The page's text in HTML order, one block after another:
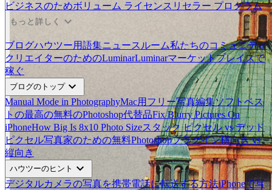
ビジネスのためボリューム ライセンス リセラー プログラム
もっと詳しく expand_more
ブログハウツー用語集ニュースルーム私たちのコミュニティ
クリエイターのためのLuminarLuminarマーケットプレイスで
稼ぐ
ブログのトップexpand_more
Manual Mode in PhotographyMac用フリー写真編集ソフトベス
ト の最高の無料のPhotoshop代替品Fix Blurry Pictures On
iPhoneHow Big Is 8x10 Photo Sizeスタック ピクセル vs デッド
ピクセル写真家のための無料Photoshopプラグイン横向き vs
縦向き
ハウツーのヒント expand_more
デジタルカメラの写真を携帯電話に転送する方法iPhoneで写